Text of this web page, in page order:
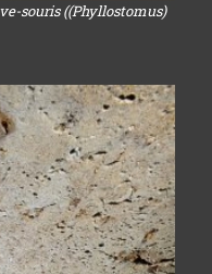
souris ((Phyllostomus)